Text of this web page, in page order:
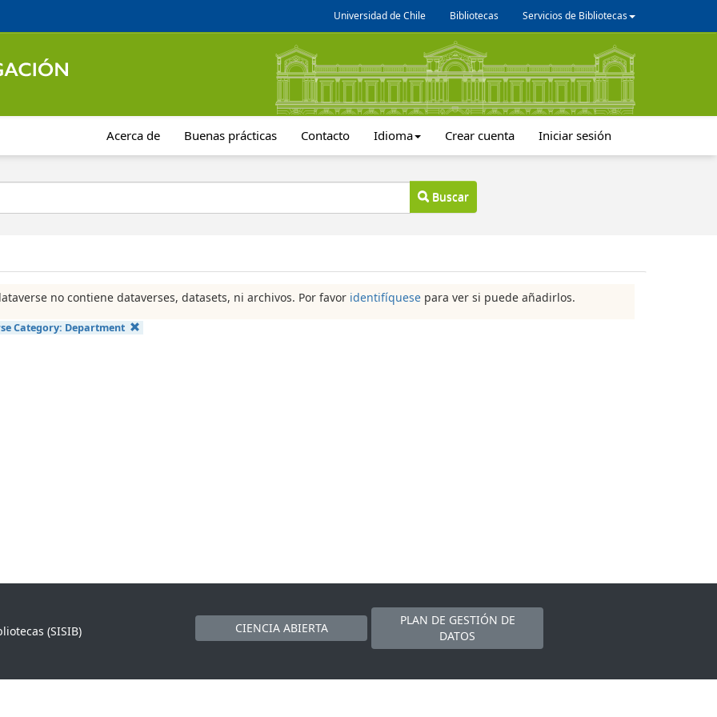
Universidad de Chile Bibliotecas Servicios de Bibliotecas
Acerca de Buenas prácticas Contacto Idioma Crear cuenta Iniciar sesión
Buscar
no contiene dataverses, datasets, ni archivos. Por favor identifíquese para ver si puede añadirlos.
Category: Department
(SISIB)
CIENCIA ABIERTA
PLAN DE GESTIÓN DE
DATOS